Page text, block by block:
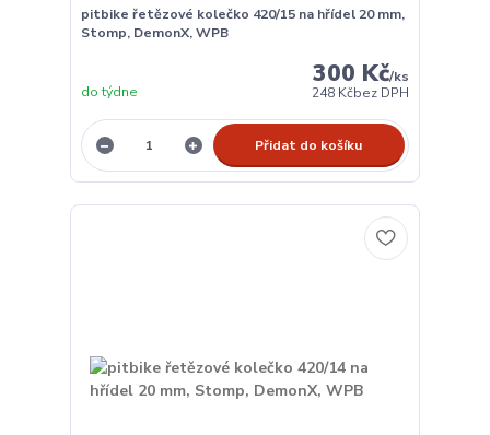
pitbike řetězové kolečko 420/15 na hřídel 20 mm,
Stomp, DemonX, WPB
300 Kč/ks
248 Kčbez DPH
do týdne
Přidat do košíku